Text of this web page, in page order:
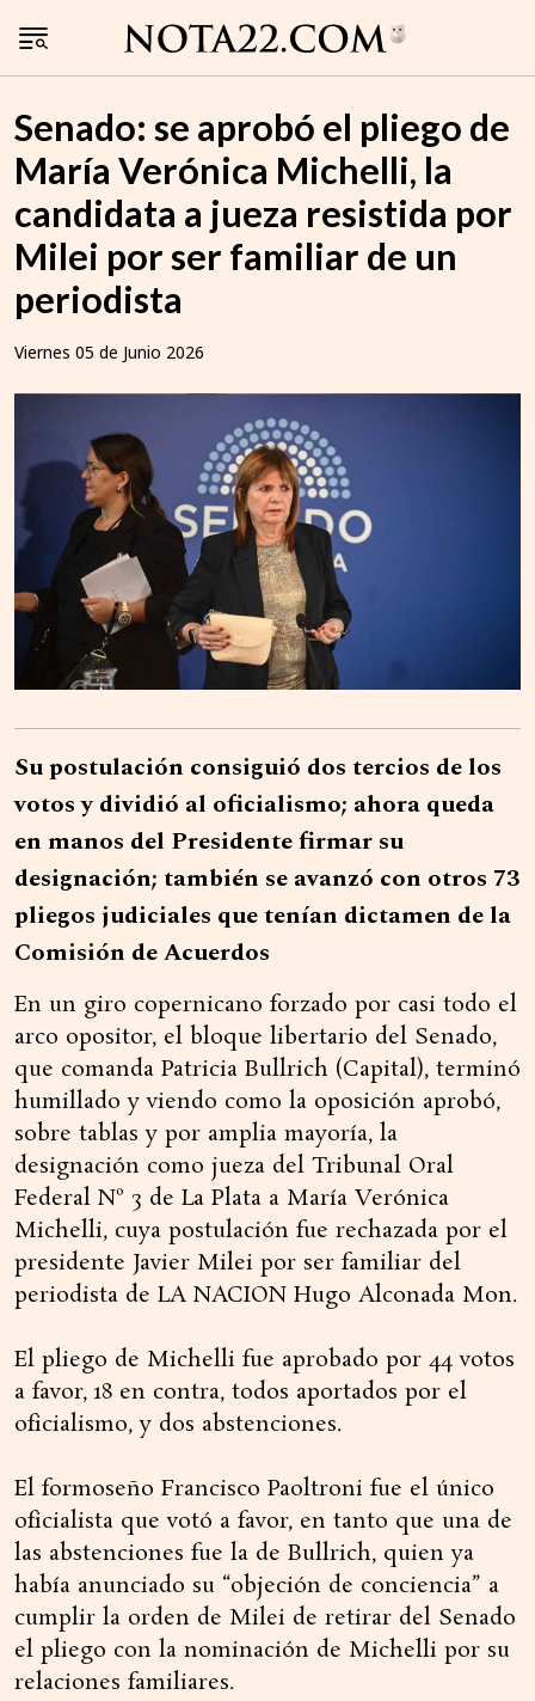
Senado: se aprobó el pliego de
María Verónica Michelli, la
candidata a jueza resistida por
Milei por ser familiar de un
periodista
Viernes 05 de Junio 2026
Su postulación consiguió dos tercios de los
votos y dividió al oficialismo; ahora queda
en manos del Presidente firmar su
designación; también se avanzó con otros 73
pliegos judiciales que tenían dictamen de la
Comisión de Acuerdos
En un giro copernicano forzado por casi todo el
arco opositor, el bloque libertario del Senado,
que comanda Patricia Bullrich (Capital), terminó
humillado y viendo como la oposición aprobó,
sobre tablas y por amplia mayoría, la
designación como jueza del Tribunal Oral
Federal Nº 3 de La Plata a María Verónica
Michelli, cuya postulación fue rechazada por el
presidente Javier Milei por ser familiar del
periodista de LA NACION Hugo Alconada Mon.
El pliego de Michelli fue aprobado por 44 votos
a favor, 18 en contra, todos aportados por el
oficialismo, y dos abstenciones.
El formoseño Francisco Paoltroni fue el único
oficialista que votó a favor, en tanto que una de
las abstenciones fue la de Bullrich, quien ya
había anunciado su “objeción de conciencia” a
cumplir la orden de Milei de retirar del Senado
el pliego con la nominación de Michelli por su
relaciones familiares.